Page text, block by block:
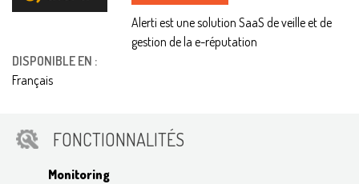
Alerti est une solution SaaS de veille et de
gestion de la e-réputation
DISPONIBLE EN :
Français
FONCTIONNALITÉS
Monitoring